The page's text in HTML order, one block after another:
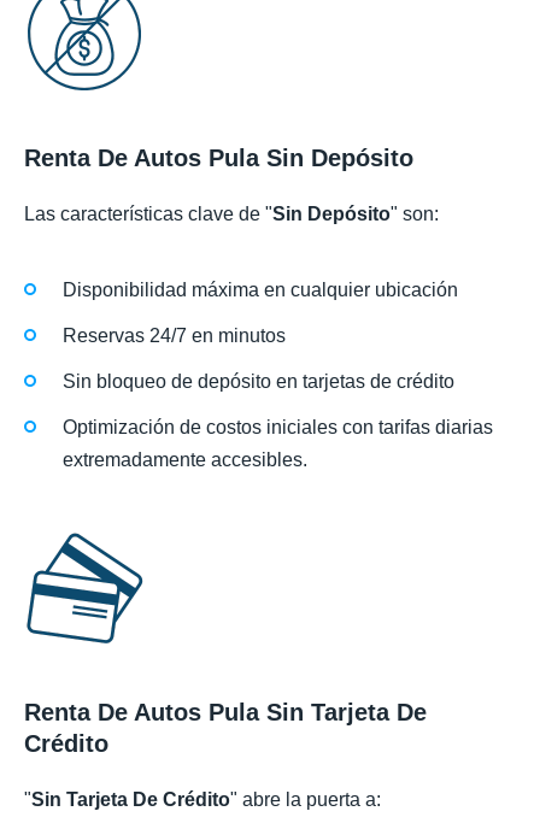
Renta De Autos Pula Sin Depósito
Las características clave de "Sin Depósito" son:
Disponibilidad máxima en cualquier ubicación
Reservas 24/7 en minutos
Sin bloqueo de depósito en tarjetas de crédito
Optimización de costos iniciales con tarifas diarias
extremadamente accesibles.
Renta De Autos Pula Sin Tarjeta De
Crédito
"Sin Tarjeta De Crédito" abre la puerta a: